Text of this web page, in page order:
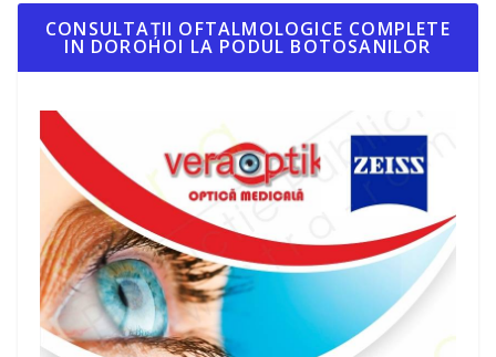
CONSULTAȚII OFTALMOLOGICE COMPLETE
IN DOROHOI LA PODUL BOTOSANILOR